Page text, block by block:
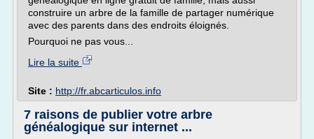
construire un arbre de la famille de partager numérique
avec des parents dans des endroits éloignés.
Pourquoi ne pas vous...
Lire la suite
Site : http://fr.abcarticulos.info
7 raisons de publier votre arbre
généalogique sur internet ...